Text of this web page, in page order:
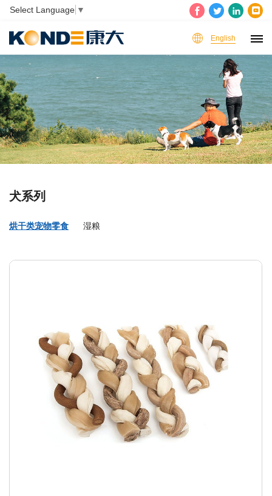
Select Language ▼
English
犬系列
烘干类宠物零食 湿粮